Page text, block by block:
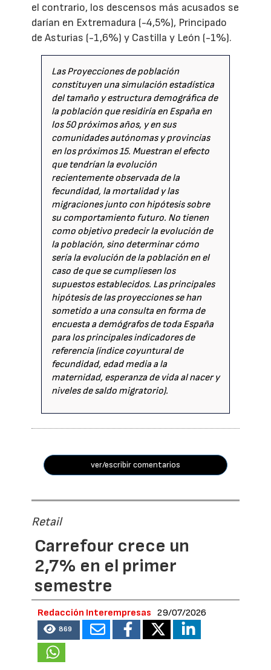
el contrario, los descensos más acusados se
darían en Extremadura (-4,5%), Principado
de Asturias (-1,6%) y Castilla y León (-1%).
Las Proyecciones de población
constituyen una simulación estadística
del tamaño y estructura demográfica de
la población que residiría en España en
los 50 próximos años, y en sus
comunidades autónomas y provincias
en los próximos 15. Muestran el efecto
que tendrían la evolución
recientemente observada de la
fecundidad, la mortalidad y las
migraciones junto con hipótesis sobre
su comportamiento futuro. No tienen
como objetivo predecir la evolución de
la población, sino determinar cómo
sería la evolución de la población en el
caso de que se cumpliesen los
supuestos establecidos. Las principales
hipótesis de las proyecciones se han
sometido a una consulta en forma de
encuesta a demógrafos de toda España
para los principales indicadores de
referencia (índice coyuntural de
fecundidad, edad media a la
maternidad, esperanza de vida al nacer y
niveles de saldo migratorio).
ver/escribir comentarios
Retail
Carrefour crece un
2,7% en el primer
semestre
Redacción Interempresas 29/07/2026
869